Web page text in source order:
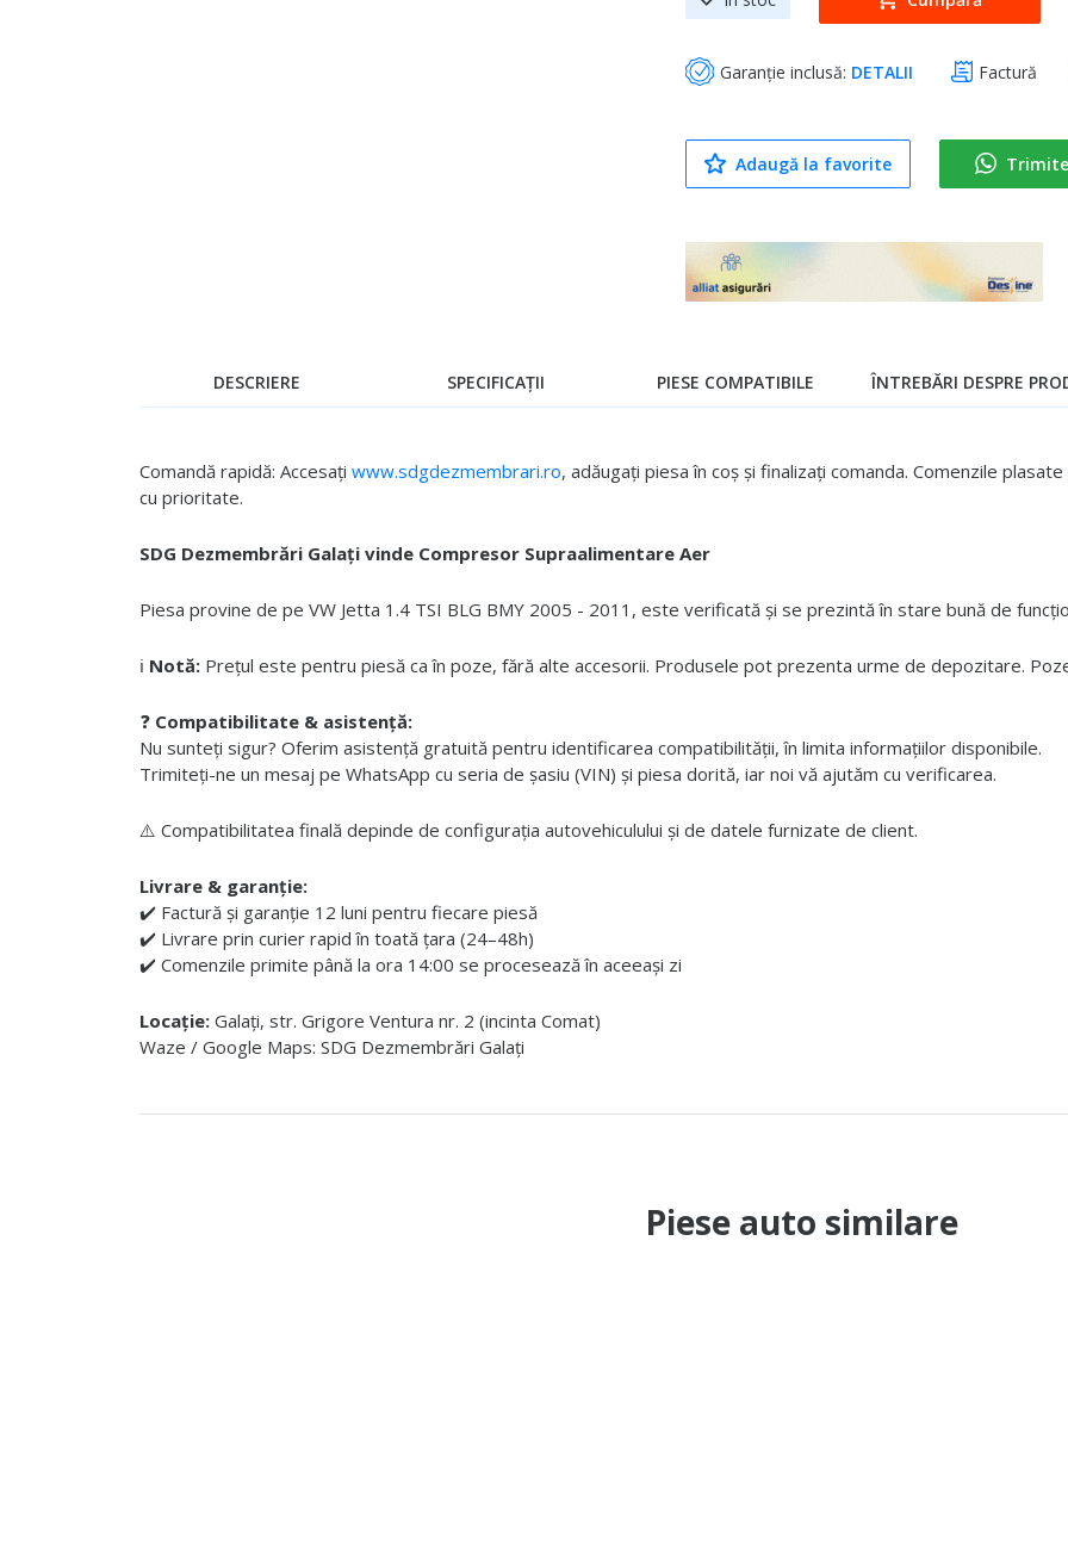
Garanție inclusă: DETALII Factură
Adaugă la favorite
DESCRIERE
Comandă rapidă: Accesați www.sdgdezmembrari.ro, adăugați piesa în coș și finalizați comanda. Comenzile
cu prioritate.
SDG Dezmembrări Galați vinde Compresor Supraalimentare Aer
Piesa provine de pe VW Jetta 1.4 TSI BLG BMY 2005 - 2011, este verificată și se prezintă în stare bună de
ℹ️ Notă: Prețul este pentru piesă ca în poze, fără alte accesorii. Produsele pot prezenta urme de depozitare.
❓ Compatibilitate & asistență:
Nu sunteți sigur? Oferim asistență gratuită pentru identificarea compatibilității, în limita informațiilor disponibile.
Trimiteți-ne un mesaj pe WhatsApp cu seria de șasiu (VIN) și piesa dorită, iar noi vă ajutăm cu verificarea.
⚠️ Compatibilitatea finală depinde de configurația autovehiculului și de datele furnizate de client.
Livrare & garanție:
✔️ Factură și garanție 12 luni pentru fiecare piesă
✔️ Livrare prin curier rapid în toată țara (24–48h)
✔️ Comenzile primite până la ora 14:00 se procesează în aceeași zi
Locație: Galați, str. Grigore Ventura nr. 2 (incinta Comat)
Waze / Google Maps: SDG Dezmembrări Galați
SPECIFICAȚII PIESE COMPATIBILE ÎNTREBĂRI DESPRE
Piese auto similare